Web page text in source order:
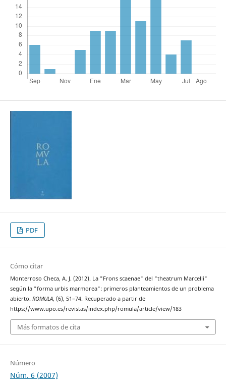
PDF
Cómo citar
Monterroso Checa, A. J. (2012). La "Frons scaenae" del "theatrum Marcelli"
según la "forma urbis marmorea": primeros planteamientos de un problema
abierto. ROMULA, (6), 51–74. Recuperado a partir de
https://www.upo.es/revistas/index.php/romula/article/view/183
Más formatos de cita
Número
Núm. 6 (2007)